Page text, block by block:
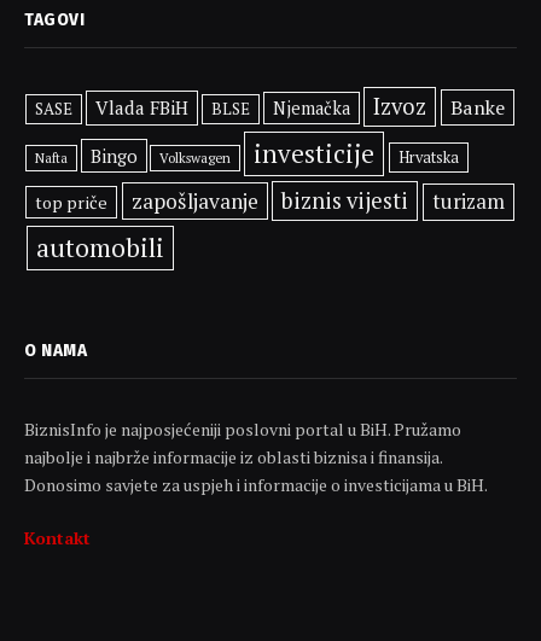
TAGOVI
SASE Vlada FBiH BLSE Njemačka Izvoz Banke
Nafta Bingo Volkswagen investicije Hrvatska
top priče zapošljavanje biznis vijesti turizam
automobili
O NAMA
BiznisInfo je najposjećeniji poslovni portal u BiH. Pružamo
najbolje i najbrže informacije iz oblasti biznisa i finansija.
Donosimo savjete za uspjeh i informacije o investicijama u BiH.
Kontakt